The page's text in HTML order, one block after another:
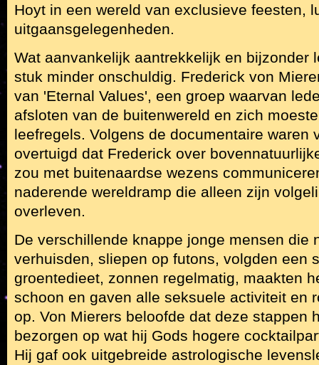
Hoyt in een wereld van exclusieve feesten,
uitgaansgelegenheden.
Wat aanvankelijk aantrekkelijk en bijzonder
stuk minder onschuldig. Frederick von
van 'Eternal Values', een groep waarvan
afsloten van de buitenwereld en zich
leefregels. Volgens de documentaire waren
overtuigd dat Frederick over
zou met buitenaardse wezens
naderende wereldramp die alleen zijn
overleven.
De verschillende knappe jonge mensen die
verhuisden, sliepen op futons, volgden een
groentedieet, zonnen regelmatig, maakten
schoon en gaven alle seksuele activiteit en
op. Von Mierers beloofde dat deze stappen
bezorgen op wat hij Gods hogere
Hij gaf ook uitgebreide astrologische